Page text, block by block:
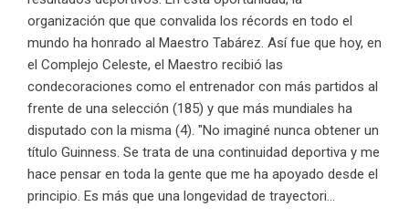
organización que que convalida los récords en todo el
mundo ha honrado al Maestro Tabárez. Así fue que hoy, en
el Complejo Celeste, el Maestro recibió las
condecoraciones como el entrenador con más partidos al
frente de una selección (185) y que más mundiales ha
disputado con la misma (4). "No imaginé nunca obtener un
título Guinness. Se trata de una continuidad deportiva y me
hace pensar en toda la gente que me ha apoyado desde el
principio. Es más que una longevidad de trayectori...